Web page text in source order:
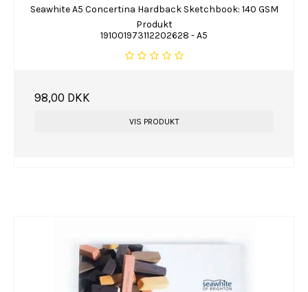
Seawhite A5 Concertina Hardback Sketchbook: 140 GSM
Produkt
191001973112202628 - A5
98,00 DKK
VIS PRODUKT